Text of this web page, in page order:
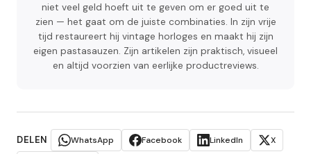
niet veel geld hoeft uit te geven om er goed uit te
zien — het gaat om de juiste combinaties. In zijn vrije
tijd restaureert hij vintage horloges en maakt hij zijn
eigen pastasauzen. Zijn artikelen zijn praktisch, visueel
en altijd voorzien van eerlijke productreviews.
DELEN WhatsApp Facebook LinkedIn X